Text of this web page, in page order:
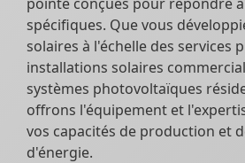
spécifiques. Que vous
solaires à l'échelle des services
installations solaires
systèmes photovoltaïques
offrons l'équipement et
vos capacités de production et
d'énergie.